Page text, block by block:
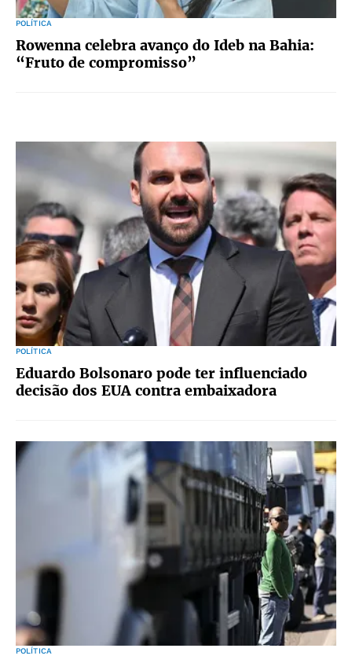
POLÍTICA
Rowenna celebra avanço do Ideb na Bahia:
“Fruto de compromisso”
POLÍTICA
Eduardo Bolsonaro pode ter influenciado
decisão dos EUA contra embaixadora
POLÍTICA